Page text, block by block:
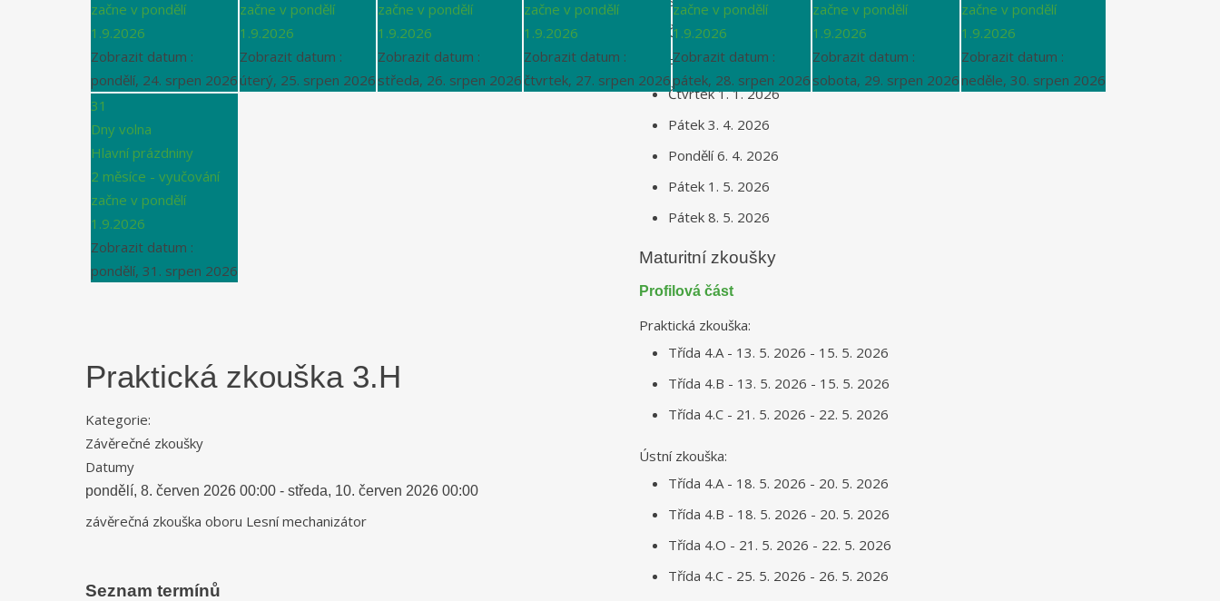
Čtvrtek 25. 12. 2025
Pátek 26.12. 2025
Čtvrtek 1. 1. 2026
Pátek 3. 4. 2026
Pondělí 6. 4. 2026
Pátek 1. 5. 2026
Pátek 8. 5. 2026
Maturitní zkoušky
Profilová část
Praktická zkouška:
Třída 4.A - 13. 5. 2026 - 15. 5. 2026
Třída 4.B - 13. 5. 2026 - 15. 5. 2026
Třída 4.C - 21. 5. 2026 - 22. 5. 2026
Ústní zkouška:
Třída 4.A - 18. 5. 2026 - 20. 5. 2026
Třída 4.B - 18. 5. 2026 - 20. 5. 2026
Třída 4.O - 21. 5. 2026 - 22. 5. 2026
Třída 4.C - 25. 5. 2026 - 26. 5. 2026
začne v pondělí
1.9.2026
Zobrazit datum :
pondělí, 24. srpen 2026
začne v pondělí
1.9.2026
Zobrazit datum :
úterý, 25. srpen 2026
začne v pondělí
1.9.2026
Zobrazit datum :
středa, 26. srpen 2026
začne v pondělí
1.9.2026
Zobrazit datum :
čtvrtek, 27. srpen 2026
začne v pondělí
1.9.2026
Zobrazit datum :
pátek, 28. srpen 2026
začne v pondělí
1.9.2026
Zobrazit datum :
sobota, 29. srpen 2026
začne v pondělí
1.9.2026
Zobrazit datum :
neděle, 30. srpen 2026
31
Dny volna
Hlavní prázdniny
2 měsíce - vyučování
začne v pondělí
1.9.2026
Zobrazit datum :
pondělí, 31. srpen 2026
Praktická zkouška 3.H
Kategorie:
Závěrečné zkoušky
Datumy
pondělí, 8. červen 2026 00:00 - středa, 10. červen 2026 00:00
závěrečná zkouška oboru Lesní mechanizátor
Seznam termínů